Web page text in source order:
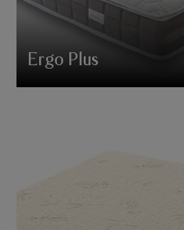
Ergo Plus